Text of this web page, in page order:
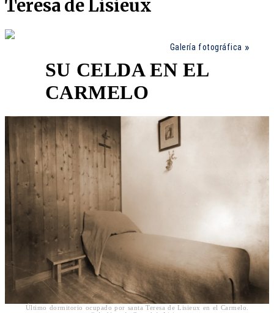
Teresa de Lisieux
Galería fotográfica
SU CELDA EN EL
CARMELO
Último dormitorio ocupado por santa Teresa de Lisieux en el Carmelo.